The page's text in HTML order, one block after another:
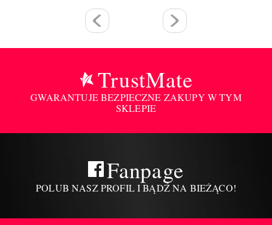
TrustMate
GWARANTUJE BEZPIECZNE ZAKUPY W TYM
SKLEPIE
Fanpage
POLUB NASZ PROFIL I BĄDŹ NA BIEŻĄCO!